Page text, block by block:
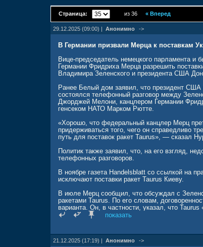
Страница: из 36 « Вперед
29.12.2025 (09:00) | Анонимно ->
В Германии призвали Мерца к поставкам
Вице-председатель немецкого парламента
Германии Фридриха Мерца разрешить
Владимира Зеленского и президента США
Ранее Белый дом заявил, что президент США
состоялся телефонный разговор между
Джорджей Мелони, канцлером Германии
генсеком НАТО Марком Рютте.
«Хорошо, что федеральный канцлер Мерц
придерживаться того, чего он справедливо
путь для поставок ракет Taurus», — сказал
Политик также заявил, что, на его взгляд,
телефонных разговоров.
В ноябре газета Handelsblatt со ссылкой на
исключают поставки ракет Taurus Киеву.
В июле Мерц сообщил, что обсуждал с
ракетами Taurus. По его словам,
варианта. Он, в частности, указал, что
месяцев.
объявлял, что применение ракет Taurus в
влияния на ход боевых действий не окажет.
показать
21.12.2025 (17:19) | Анонимно ->